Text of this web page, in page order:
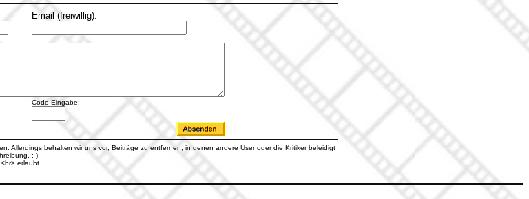
Email (freiwillig):
Code Eingabe:
Allerdings behalten wir uns vor, Beiträge zu entfernen, in denen andere User oder die Kritiker beleidigt
;-)
erlaubt.